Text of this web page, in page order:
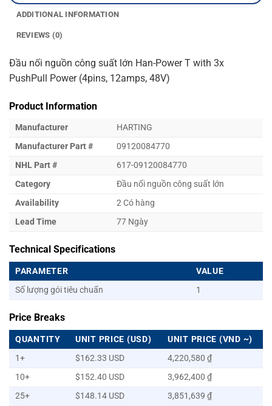
ADDITIONAL INFORMATION
REVIEWS (0)
Đầu nối nguồn công suất lớn Han-Power T with 3x
PushPull Power (4pins, 12amps, 48V)
Product Information
Manufacturer
HARTING
Manufacturer Part #
09120084770
NHL Part #
617-09120084770
Category
Đầu nối nguồn công suất lớn
Availability
2 Có hàng
Lead Time
77 Ngày
Technical Specifications
PARAMETER
VALUE
Số lượng gói tiêu chuẩn
1
Price Breaks
QUANTITY UNIT PRICE (USD)
UNIT PRICE (VND ~)
1+
$162.33 USD
4,220,580 ₫
10+
$152.40 USD
3,962,400 ₫
25+
$148.14 USD 3,851,639 ₫